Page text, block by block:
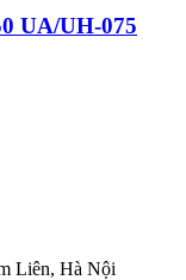
UA/UH-075
Liên, Hà Nội